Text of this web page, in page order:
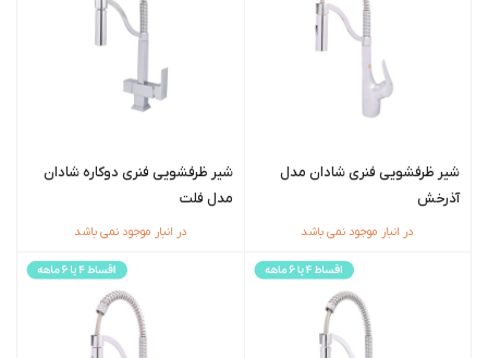
شیر ظرفشویی فنری شادان مدل
آذرخش
در انبار موجود نمی باشد
شیر ظرفشويی فنری دوکاره شادان
مدل فلت
در انبار موجود نمی باشد